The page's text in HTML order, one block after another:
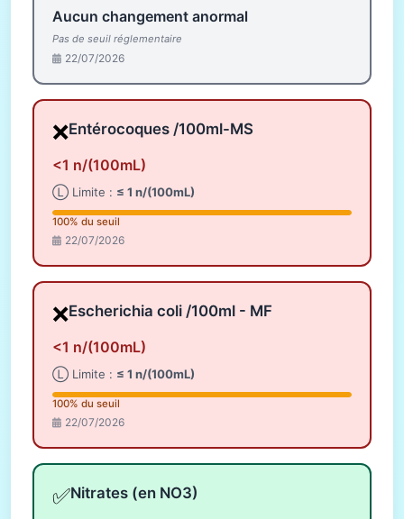
Aucun changement anormal
Pas de seuil réglementaire
22/07/2026
❌Entérocoques /100ml-MS
<1 n/(100mL)
Ⓛ Limite : ≤ 1 n/(100mL)
100% du seuil
22/07/2026
❌Escherichia coli /100ml - MF
<1 n/(100mL)
Ⓛ Limite : ≤ 1 n/(100mL)
100% du seuil
22/07/2026
✅Nitrates (en NO3)